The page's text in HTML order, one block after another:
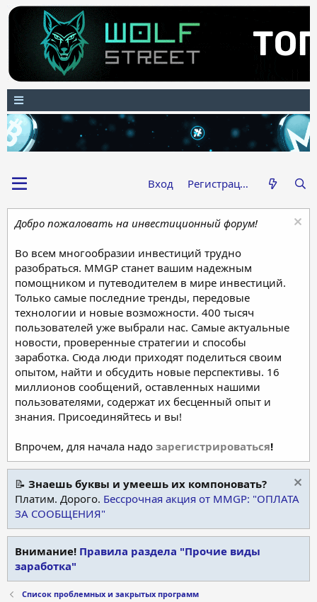
Вход Регистрация
Добро пожаловать на инвестиционный форум!
Во всем многообразии инвестиций трудно
разобраться. MMGP станет вашим надежным
помощником и путеводителем в мире инвестиций.
Только самые последние тренды, передовые
технологии и новые возможности. 400 тысяч
пользователей уже выбрали нас. Самые актуальные
новости, проверенные стратегии и способы
заработка. Сюда люди приходят поделиться своим
опытом, найти и обсудить новые перспективы. 16
миллионов сообщений, оставленных нашими
пользователями, содержат их бесценный опыт и
знания. Присоединяйтесь и вы!
Впрочем, для начала надо зарегистрироваться!
📝 Знаешь буквы и умеешь их компоновать?
Платим. Дорого. Бессрочная акция от MMGP: "ОПЛАТА
ЗА СООБЩЕНИЯ"
Внимание! Правила раздела "Прочие виды
заработка"
Список проблемных и закрытых программ